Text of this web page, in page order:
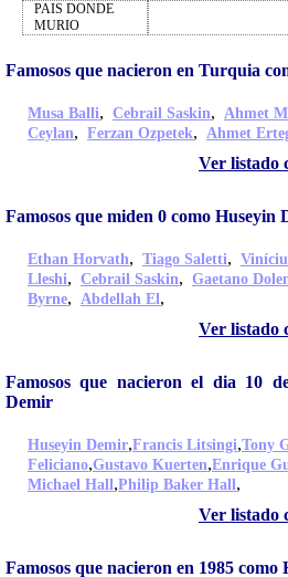
PAIS DONDE
MURIO
Famosos que nacieron en Turquia
Musa Balli, Cebrail Saskin, Ahmet
Ceylan, Ferzan Ozpetek, Ahmet
Ver listado
Famosos que miden 0 como Huseyin
Ethan Horvath, Tiago Saletti,
Lleshi, Cebrail Saskin, Gaetano
Byrne, Abdellah El,
Ver listado
Famosos que nacieron el dia 10
Demir
Huseyin Demir,Francis Litsingi,Tony
Feliciano,Gustavo Kuerten,Enrique
Michael Hall,Philip Baker Hall,
Ver listado
Famosos que nacieron en 1985 como